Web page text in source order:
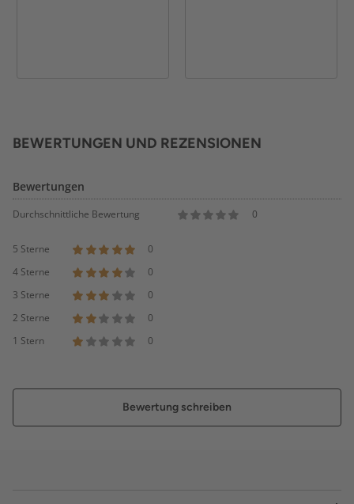
BEWERTUNGEN UND REZENSIONEN
Bewertungen
Durchschnittliche Bewertung 0
5 Sterne
0
4 Sterne
0
3 Sterne
0
2 Sterne
0
1 Stern
0
Bewertung schreiben